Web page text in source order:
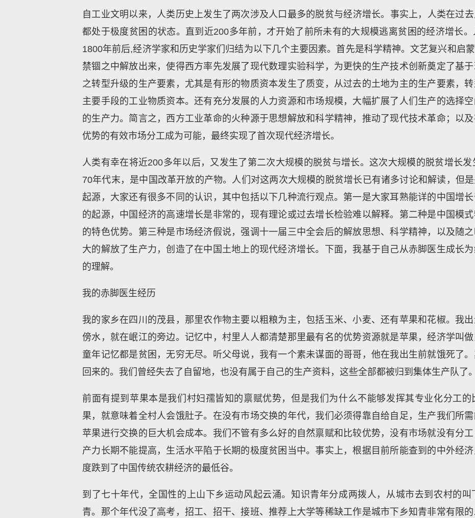
自工业文明以来，人类历史上发生了两次涉及人口最多的脱贫与经济增长。事实上，人类在过
都处于极度贫困的状态。直到近200多年前，才开始了前所未有的大规模逃离贫困的经济增长
1800年前后,经济学家和历史学家们归结为以下几个主要因素。首先是科学精神。文艺复兴和启
禁锢之中解放出来，使得西方率先发展了现代数理实验科学，为更快的生产技术创新奠定了基
之转型升级的生产要素，尤其是有形的物质资本发生了质变，从过去的土地为主的生产要素，
主要手段的工业物质资本。还有充分发展的人力资源和市场规模，大幅扩展了人们生产的选择
的生产力。简言之，西方工业革命的火种源于思想解放和科学精神，推动了现代技术革命；以
优势的有效市场分工成为可能，最终实现了首次现代经济增长。
人类有幸在将近200多年以后，又发生了第二次大规模的脱贫与增长。这次大规模的脱贫增长
70年代末，是中国改革开放的产物。人们对这两次大规模的脱贫增长已有诸多讨论和解读，但
起源，大家还有很多不同的认识，其中包括以下几种流行观点。第一是大家耳熟能详的中国增
的起源，中国经济的高速增长是非常的，现有理论或过去增长检验难以解释。第二种是中国模
的特色优势。第三种是市场经济假说，强调十一届三中全会后的解放思想、科学精神，以及随
大的解放了生产力，创造了在中国土地上的现代经济增长。下面，我基于自己从赤脚医生成长
的理解。
我的赤脚医生经历
我的家乡在四川的茂县，那里农作物主要以粗粮为主，包括玉米、小麦、还有苹果和花椒。我
傍水，就在岷江的旁边。记忆中，村里人人都清楚那里最有名的优势资源就是苹果，经济学叫
童年记忆都是贫困，无穷无尽。听父母说，我有一个素未谋面的哥哥，他在我出生前就饿死了
回来的。我们曾经失去了自留地，也没有属于自己的生产资料，这些全部都被归到集体生产队了。
前面有提到苹果本是我们村妇孺皆知的禀赋优势，但是我们为什么不能够发挥其专业化分工
果，就意味着全村人会饿肚子。在没有市场交换的年代，我们必须得靠自给自足，生产我们所
苹果进行交换的巨大机会成本。我们不管有多么好的自然禀赋和比较优势，没有市场就没有分
产力长期不能提高，生活水平陷于长期的极度贫困当中。事实上，根据目前所能查到的中外经
度跌到了中国传统农耕经济的最低谷。
到了七十年代，全国性的上山下乡运动风起云涌。知识青年分成两拨人，从城市去到农村的
青。那个年代没了高考，招工、招干、接班、推荐上大学等稀缺工作是城市下乡知青非常有限